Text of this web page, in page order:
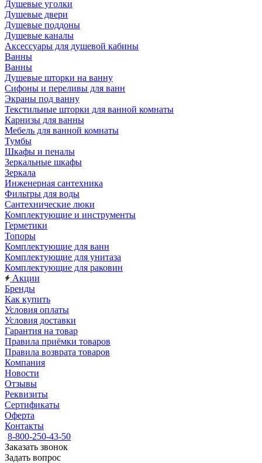
Душевые уголки
Душевые двери
Душевые поддоны
Душевые каналы
Аксессуары для душевой кабины
Ванны
Ванны
Душевые шторки на ванну
Сифоны и переливы для ванн
Экраны под ванну
Текстильные шторки для ванной комнаты
Карнизы для ванны
Мебель для ванной комнаты
Тумбы
Шкафы и пеналы
Зеркальные шкафы
Зеркала
Инженерная сантехника
Фильтры для воды
Сантехнические люки
Комплектующие и инструменты
Герметики
Топоры
Комплектующие для ванн
Комплектующие для унитаза
Комплектующие для раковин
Акции
Бренды
Как купить
Условия оплаты
Условия доставки
Гарантия на товар
Правила приёмки товаров
Правила возврата товаров
Компания
Новости
Отзывы
Реквизиты
Сертификаты
Оферта
Контакты
8-800-250-43-50
Заказать звонок
Задать вопрос